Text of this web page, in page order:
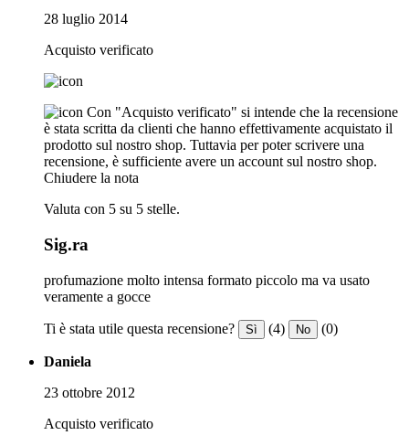
28 luglio 2014
Acquisto verificato
Con "Acquisto verificato" si intende che la recensione
è stata scritta da clienti che hanno effettivamente acquistato il
prodotto sul nostro shop. Tuttavia per poter scrivere una
recensione, è sufficiente avere un account sul nostro shop.
Chiudere la nota
Valuta con 5 su 5 stelle.
Sig.ra
profumazione molto intensa formato piccolo ma va usato
veramente a gocce
Ti è stata utile questa recensione? Sì (4) No (0)
Daniela
23 ottobre 2012
Acquisto verificato